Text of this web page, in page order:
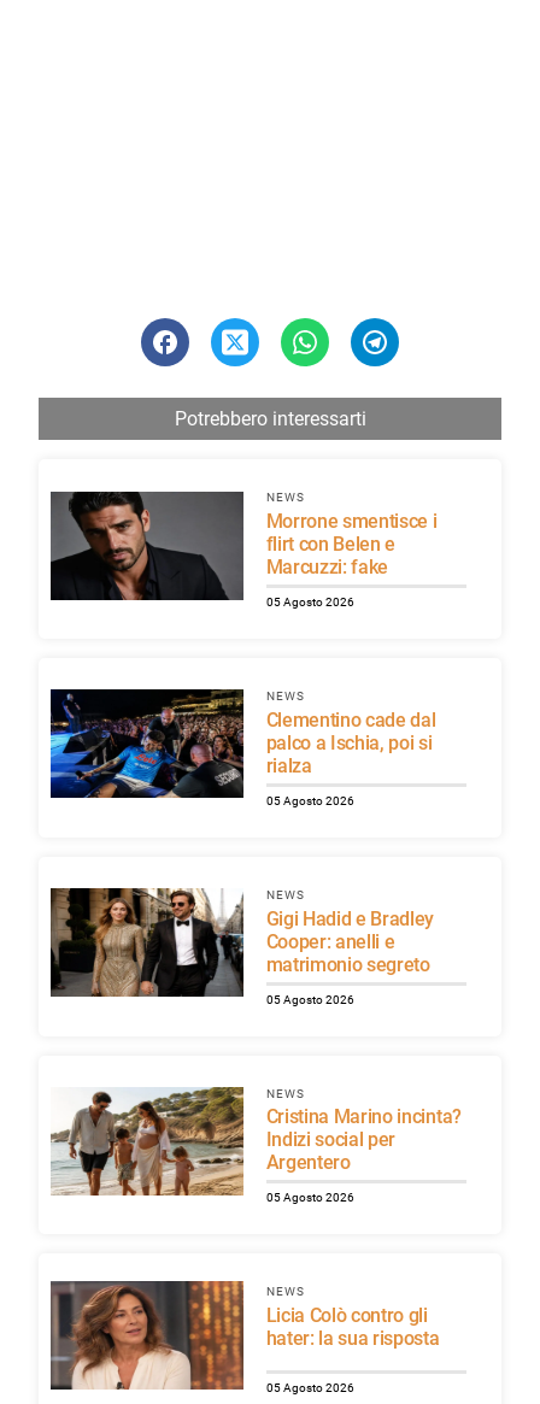
Potrebbero interessarti
NEWS
Morrone smentisce i
flirt con Belen e
Marcuzzi: fake
05 Agosto 2026
NEWS
Clementino cade dal
palco a Ischia, poi si
rialza
05 Agosto 2026
NEWS
Gigi Hadid e Bradley
Cooper: anelli e
matrimonio segreto
05 Agosto 2026
NEWS
Cristina Marino incinta?
Indizi social per
Argentero
05 Agosto 2026
NEWS
Licia Colò contro gli
hater: la sua risposta
05 Agosto 2026